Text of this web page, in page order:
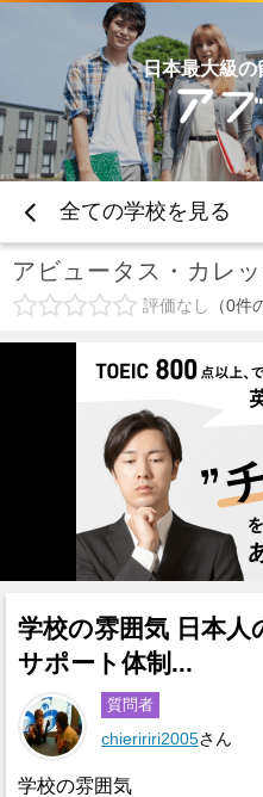
日本最大級の
全ての学校を見る
アビュータス・カレ
評価なし 0件
学校の雰囲気 日本人
サポート体制...
質問者
chieririri2005さん
学校の雰囲気